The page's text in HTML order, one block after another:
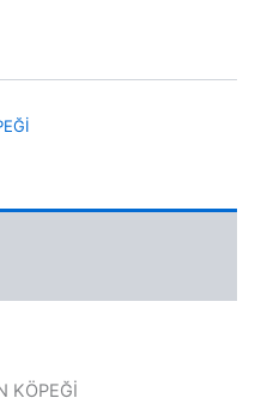
KÖPEĞİ